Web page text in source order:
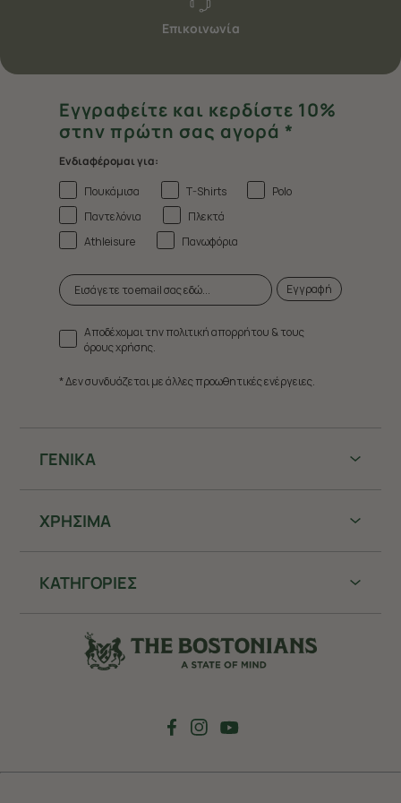
Επικοινωνία
ΓΕΝΙΚΑ
ΧΡHΣΙΜΑ
ΚΑΤΗΓΟΡΙΕΣ
Εγγραφείτε και κερδίστε 10%
στην πρώτη σας αγορά *
Ενδιαφέρομαι για:
Πουκάμισα
T-Shirts
Polo
Παντελόνια
Πλεκτά
Athleisure
Πανωφόρια
Εγγραφή
Αποδέχομαι την πολιτική απορρήτου & τους
όρους χρήσης.
* Δεν συνδυάζεται με άλλες προωθητικές ενέργειες.